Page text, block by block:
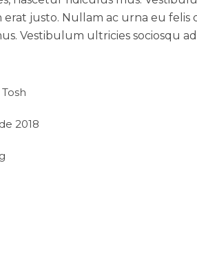
erat justo. Nullam ac urna eu
Vestibulum ultricies sociosqu
2018